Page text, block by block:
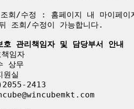
회/수정 : 홈페이지 내 마이페이
조회/수정이 가능합니다.
관리책임자 및 담당부서 안내
임자
상무
실
2413